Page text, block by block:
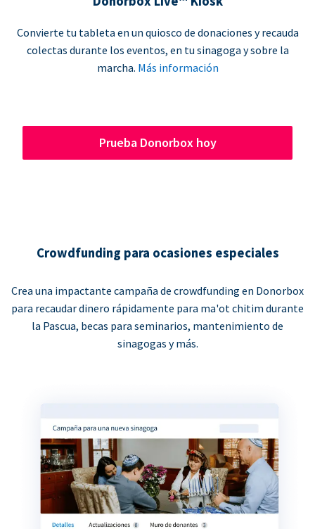
Convierte tu tableta en un quiosco de donaciones y recauda
colectas durante los eventos, en tu sinagoga y sobre la
marcha. Más información
Prueba Donorbox hoy
Crowdfunding para ocasiones especiales
Crea una impactante campaña de crowdfunding en Donorbox
para recaudar dinero rápidamente para ma'ot chitim durante
la Pascua, becas para seminarios, mantenimiento de
sinagogas y más.